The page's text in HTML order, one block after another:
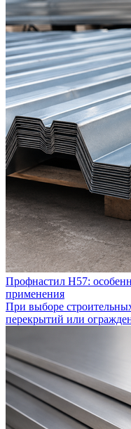
Профнастил Н57:
применения
При выборе
перекрытий или